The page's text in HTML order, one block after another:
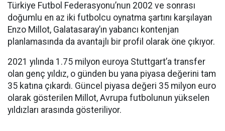
Türkiye Futbol Federasyonu’nun 2002 ve sonrası
doğumlu en az iki futbolcu oynatma şartını karşılayan
Enzo Millot, Galatasaray’ın yabancı kontenjan
planlamasında da avantajlı bir profil olarak öne çıkıyor.
2021 yılında 1.75 milyon euroya Stuttgart’a transfer
olan genç yıldız, o günden bu yana piyasa değerini tam
35 katına çıkardı. Güncel piyasa değeri 35 milyon euro
olarak gösterilen Millot, Avrupa futbolunun yükselen
yıldızları arasında gösteriliyor.